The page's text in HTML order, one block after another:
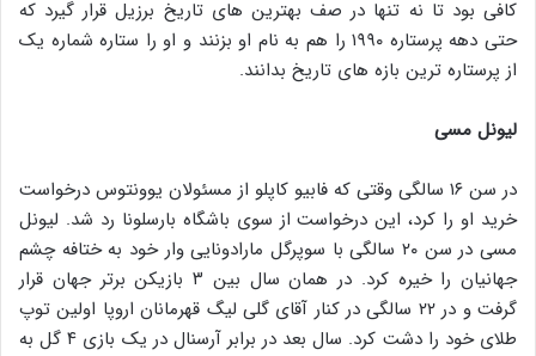
کافی بود تا نه تنها در صف بهترین های تاریخ برزیل قرار گیرد که
حتی دهه پرستاره ۱۹۹۰ را هم به نام او بزنند و او را ستاره شماره یک
از پرستاره ترین بازه های تاریخ بدانند.
لیونل مسی
در سن ۱۶ سالگی وقتی که فابیو کاپلو از مسئولان یوونتوس درخواست
خرید او را کرد، این درخواست از سوی باشگاه بارسلونا رد شد. لیونل
مسی در سن ۲۰ سالگی با سوپرگل مارادونایی وار خود به ختافه چشم
جهانیان را خیره کرد. در همان سال بین ۳ بازیکن برتر جهان قرار
گرفت و در ۲۲ سالگی در کنار آقای گلی لیگ قهرمانان اروپا اولین توپ
طلای خود را دشت کرد. سال بعد در برابر آرسنال در یک بازی ۴ گل به